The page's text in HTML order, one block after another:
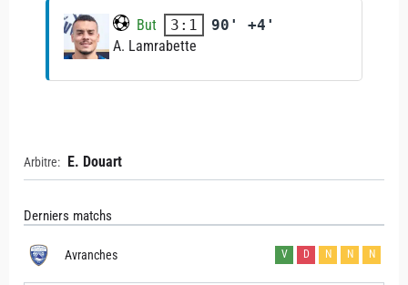
But 3:1
90' +4'
A. Lamrabette
Arbitre: E. Douart
Derniers matchs
Avranches V D N N N